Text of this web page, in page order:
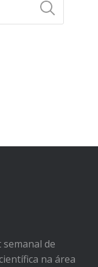
semanal de
na área